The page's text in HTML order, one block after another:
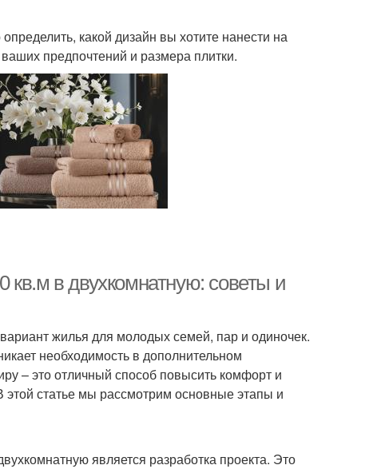
какой дизайн вы хотите нанести на
предпочтений и размера плитки.
кв.м в двухкомнатную: советы и
жилья для молодых семей, пар и одиночек.
необходимость в дополнительном
– это отличный способ повысить комфорт и
статье мы рассмотрим основные этапы и
является разработка проекта. Это